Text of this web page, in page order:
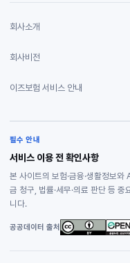
회사소개
회사비전
이즈보험 서비스 안내
필수 안내
서비스 이용 전 확인사항
본 사이트의 보험·금융·생활정보
금 청구, 법률·세무·의료 판단 등
니다.
공공데이터 출처